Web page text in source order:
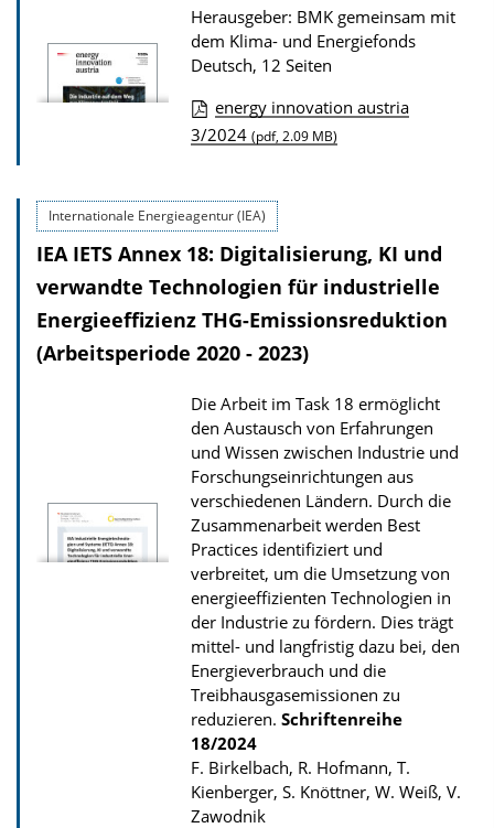
s
z
u
r
P
b
l
i
k
a
t
o
n
Herausgeber: BMK gemeinsam mit
dem Klima- und Energiefonds
Deutsch, 12 Seiten
D
w
n
l
o
a
d
z
u
r
P
u
b
l
i
k
a
t
i
o
n
energy innovation austria
3/2024 (pdf, 2.09 MB)
Internationale Energieagentur (IEA)
IEA IETS Annex 18: Digitalisierung, KI und
verwandte Technologien für industrielle
Energieeffizienz THG-Emissionsreduktion
(Arbeitsperiode 2020 - 2023)
Die Arbeit im Task 18 ermöglicht
den Austausch von Erfahrungen
und Wissen zwischen Industrie und
Forschungseinrichtungen aus
verschiedenen Ländern. Durch die
Zusammenarbeit werden Best
Practices identifiziert und
verbreitet, um die Umsetzung von
energieeffizienten Technologien in
der Industrie zu fördern. Dies trägt
mittel- und langfristig dazu bei, den
Energieverbrauch und die
Treibhausgasemissionen zu
reduzieren. Schriftenreihe
18/2024
F. Birkelbach, R. Hofmann, T.
Kienberger, S. Knöttner, W. Weiß, V.
Zawodnik